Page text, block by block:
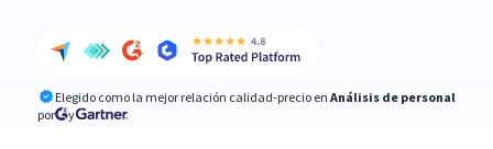
Elegido como la mejor relación calidad-precio en Análisis de personal
por
y